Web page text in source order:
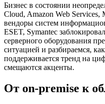
Бизнес в состоянии
Cloud, Amazon Web
вендоры систем
ESET, Symantec
серверного оборудования
ситуацией и разбираемся,
поддерживается тренд на
смещаются акценты.
От on-premise к